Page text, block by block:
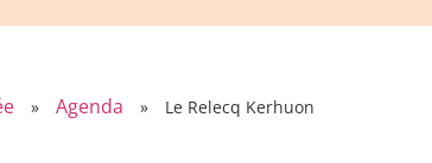
» Agenda » Le Relecq Kerhuon